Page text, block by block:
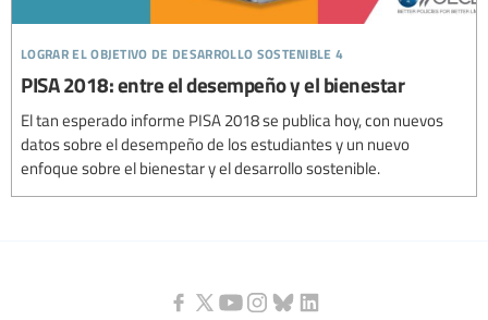
lograr el objetivo de desarrollo sostenible 4
PISA 2018: entre el desempeño y el bienestar
El tan esperado informe PISA 2018 se publica hoy, con nuevos
datos sobre el desempeño de los estudiantes y un nuevo
enfoque sobre el bienestar y el desarrollo sostenible.